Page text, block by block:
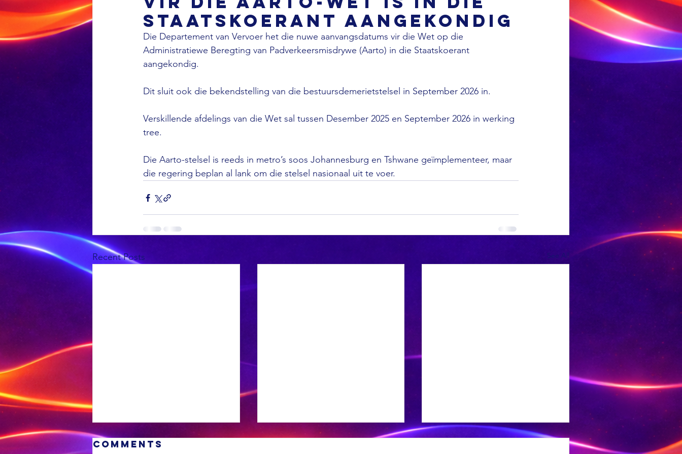
Staatskoerant aangekondig
Die Departement van Vervoer het die nuwe aanvangsdatums vir die Wet op die
Administratiewe Beregting van Padverkeersmisdrywe (Aarto) in die Staatskoerant
aangekondig.
Dit sluit ook die bekendstelling van die bestuursdemerietstelsel in September 2026 in.
Verskillende afdelings van die Wet sal tussen Desember 2025 en September 2026 in werking
tree.
Die Aarto-stelsel is reeds in metro’s soos Johannesburg en Tshwane geïmplementeer, maar
die regering beplan al lank om die stelsel nasionaal uit te voer.
Recent Posts See All
Comments